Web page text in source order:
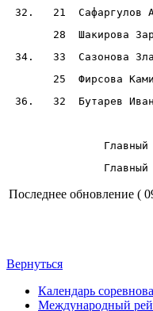
32.   21
28  Шакирова
34.   33  Сазонова
25  Фирсова
36.   32  Бутарев
Главный судья:
Главный
Последнее обновление (
Вернуться
Календарь
Международный